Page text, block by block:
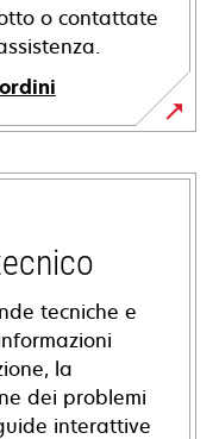
o contattate
tecniche e
la
dei problemi
interattive